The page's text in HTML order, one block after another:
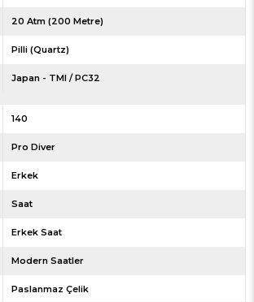
20 Atm (200 Metre)
Pilli (Quartz)
Japan - TMI / PC32
140
Pro Diver
Erkek
Saat
Erkek Saat
Modern Saatler
Paslanmaz Çelik